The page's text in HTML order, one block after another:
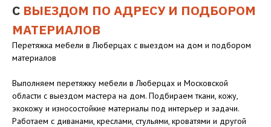
С ВЫЕЗДОМ ПО АДРЕСУ И ПОДБОРОМ
МАТЕРИАЛОВ
Перетяжка мебели в Люберцах с выездом на дом и подбором
материалов
Выполняем перетяжку мебели в Люберцах и Московской
области с выездом мастера на дом. Подбираем ткани, кожу,
экокожу и износостойкие материалы под интерьер и задачи.
Работаем с диванами, креслами, стульями, кроватями и другой